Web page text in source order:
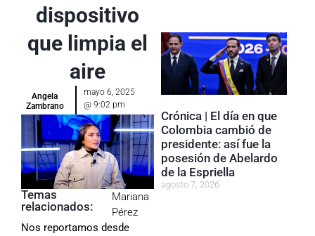
dispositivo
que limpia el
aire
Angela
Zambrano
mayo 6, 2025
@9:02 pm
Temas
relacionados:
Mariana
Pérez
Nos reportamos desde
Crónica | El día en que
Colombia cambió de
presidente: así fue la
posesión de Abelardo
de la Espriella
agosto 7, 2026